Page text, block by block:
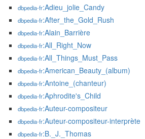
dbpedia-fr:Adieu_jolie_Candy
dbpedia-fr:After_the_Gold_Rush
dbpedia-fr:Alain_Barrière
dbpedia-fr:All_Right_Now
dbpedia-fr:All_Things_Must_Pass
dbpedia-fr:American_Beauty_(album)
dbpedia-fr:Antoine_(chanteur)
dbpedia-fr:Aphrodite's_Child
dbpedia-fr:Auteur-compositeur
dbpedia-fr:Auteur-compositeur-interprète
dbpedia-fr:B._J._Thomas